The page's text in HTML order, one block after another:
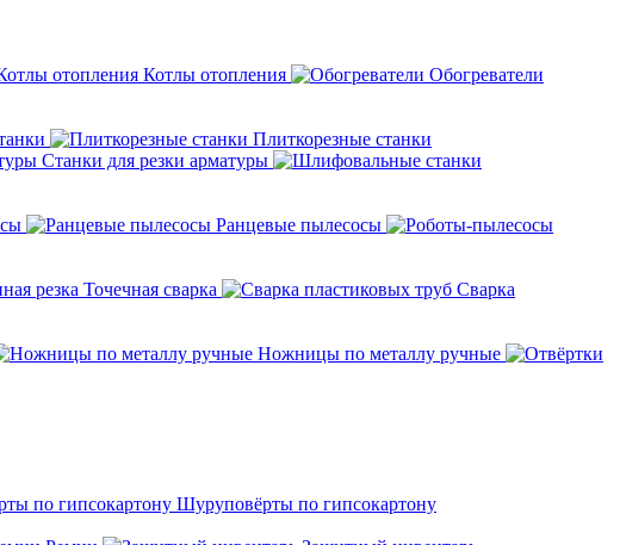
Котлы отопления
Обогреватели
Плиткорезные станки
Станки для резки арматуры
Ранцевые пылесосы
резка Точечная сварка
Cварка
Ножницы по металлу ручные
Шуруповёрты по гипсокартону